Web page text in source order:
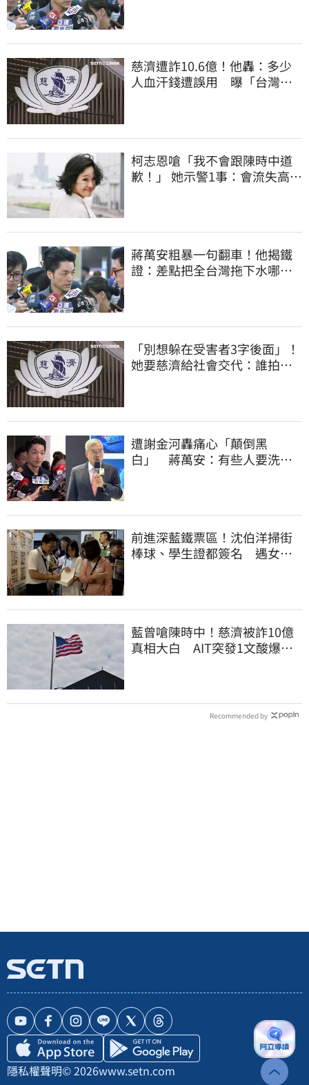
慈濟遭詐10.6億！他轟：多少
人血汗錢遭誤用 曝「台灣這
柯志恩嗆「我不會跟陳時中道
歉！」 她示警1事：會流失高雄
蔣萬安粗暴一句翻車！他揭鐵
證：差點把全台灣拖下水哪時
「別想躲在受害者3字後面」！
她要慈濟給社會交代：誰拍板
遭謝金河轟痛心「顛倒黑
白」 蔣萬安：有些人要洗人
前進深藍鐵票區！沈伯洋掃街
棒球、學生證都簽名 遇女子
藍曾嗆陳時中！慈濟被詐10億
真相大白 AIT突發1文酸爆…
Recommended by
隱私權聲明© 2026www.setn.com